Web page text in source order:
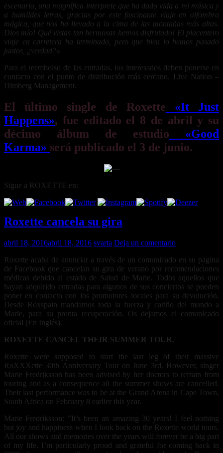
escenario, una magnífica interprete que ha dado vida a mi música y
a humildes letras, gracias por este fascinante viaje en alfombra
mágica, que nos ha llevado a la cima de las montañas más altas.
Dios mío! Qué vistas tan hermosas hemos disfrutado! El placentero
viaje en carretera ha terminado, pero que bien lo hemos pasado
juntos, ¿verdad?»
Para el reembolso de las entradas, los interesados deben ponerse en
contacto con el punto de distribución más cercano. Live Nation –
Dimberg Management.
El último single de Roxette «It Just
Happens», fue editado el 8 de abril y su
décimo álbum de estudio «Good
Karma» será publicado el 3 de junio.
Sigue a ROXETTE en:
Roxette cancela su gira
abril 18, 2016abril 18, 2016 svarta Deja un comentario
Roxette acaba de anunciar a través de un comunicado en su pagina
de Facebook que cancelan su gira de verano por recomendaciones
médicas debido al estado de Salud de Marie. Todos aquellos que
hayan adquirido entradas para algunos de sus conciertos se pueden
poner en contacto con los promotores locales para su devolución.
Desde Roxspain mandamos toda la fuerza y cariño del mundo a
Marie, para su pronta recuperación. Os dejamos el comunicado
oficial (En Inglés).
ROXETTE CANCEL THEIR SUMMER TOUR.
Roxette were supposed to start the last leg of their massive
RoXXXette 30th Anniversary Tour on June 3rd. However, singer
Marie Fredriksson has been advised by her doctors to refrain from
touring and as a consequence all the summer shows are cancelled.
Their last performance was to be at the Grand Arena in Cape Town,
South Africa on February 8 earlier this year.
Marie Fredriksson: ”It’s been an amazing 30 years! I feel nothing
but joy and happiness when I look back on the Roxette world tours.
All our shows and memories over the years will forever be a big part
of my life. I’m particularly proud and grateful for coming back in